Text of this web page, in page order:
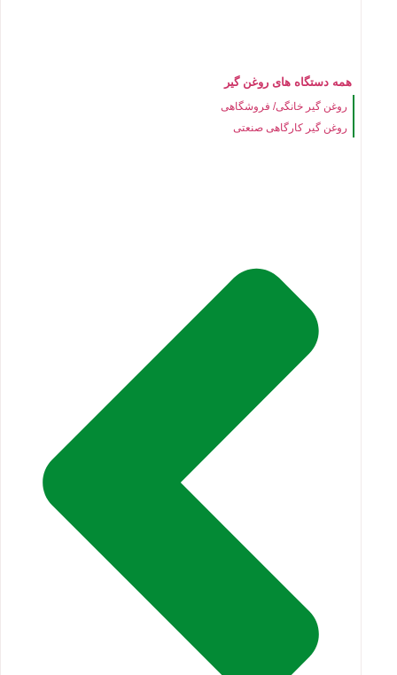
همه دستگاه های روغن گیر
روغن گیر خانگی/ فروشگاهی
روغن گیر کارگاهی صنعتی